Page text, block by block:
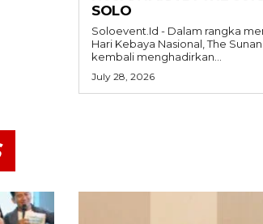
SOLO
Soloevent.Id - Dalam rangka
Hari Kebaya Nasional, The
kembali menghadirkan...
July 28, 2026